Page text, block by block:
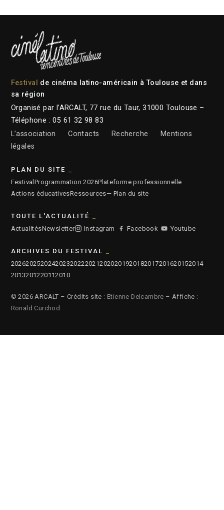
Festival
de cinéma latino-américain à Toulouse et dans
sa région
Organisé par l’ARCALT, 77 rue du Taur, 31000 Toulouse –
Téléphone : 05 61 32 98 83
L’association
Contacts Recherche
Mentions
légales
PLAN DU SITE
FestivalProgrammation 2026Plateforme professionnelle
Actions éducativesRessources— Plan du site
TOUTE L'ACTUALITÉ
ActualitésNewsletter Instagram Facebook Youtube
ARCHIVES DU FESTIVAL
2026202520242023202220212020201920182017201620152014
2013201220112010
© 2026 ARCALT – Crédits site : Etienne Delcambre – Affiche :
Ronald Curchod